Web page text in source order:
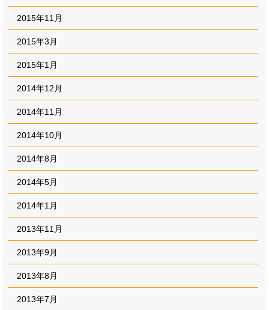
2015年11月
2015年3月
2015年1月
2014年12月
2014年11月
2014年10月
2014年8月
2014年5月
2014年1月
2013年11月
2013年9月
2013年8月
2013年7月